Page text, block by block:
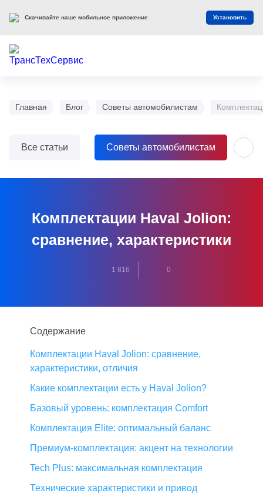
Главная Блог Советы автомобилистам
Все статьи Советы автомобилистам
Комплектации Haval Jolion:
сравнение, характеристики
1 816 0
Содержание
Комплектации Haval Jolion: сравнение,
характеристики, отличия
Какие комплектации есть у Haval Jolion?
Базовый уровень: комплектация Comfort
Комплектация Elite: оптимальный баланс
Премиум-комплектация: акцент на технологии
Tech Plus: максимальная комплектация
Технические характеристики и привод
Оцените наш сайт Оценить